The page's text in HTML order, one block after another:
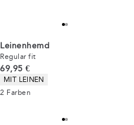
Leinenhemd
Regular fit
Preis
69,95 €
Produkteigenschaften
MIT LEINEN
2 Farben